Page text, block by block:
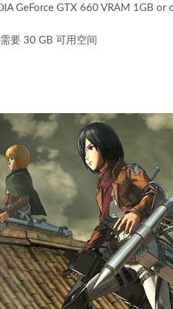
GeForce GTX 660 VRAM 1GB or
要 30 GB 可用空间